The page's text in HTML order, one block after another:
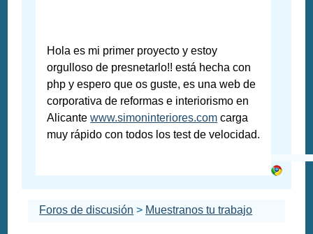
Hola es mi primer proyecto y estoy
orgulloso de presnetarlo!! está hecha con
php y espero que os guste, es una web de
corporativa de reformas e interiorismo en
Alicantewww.simoninteriores.com carga
muy rápido con todos los test de velocidad.
Foros de discusión > Muestranos tu trabajo